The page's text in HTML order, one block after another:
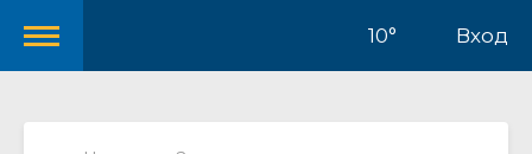
10° Вход